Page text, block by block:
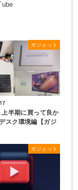
ガジェット
上半期に買って良か
スク環境編【ガジ
ガジェット